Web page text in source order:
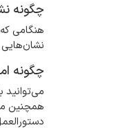
چگونه
هنگامی
چگونه
می‌توانید
همچنین